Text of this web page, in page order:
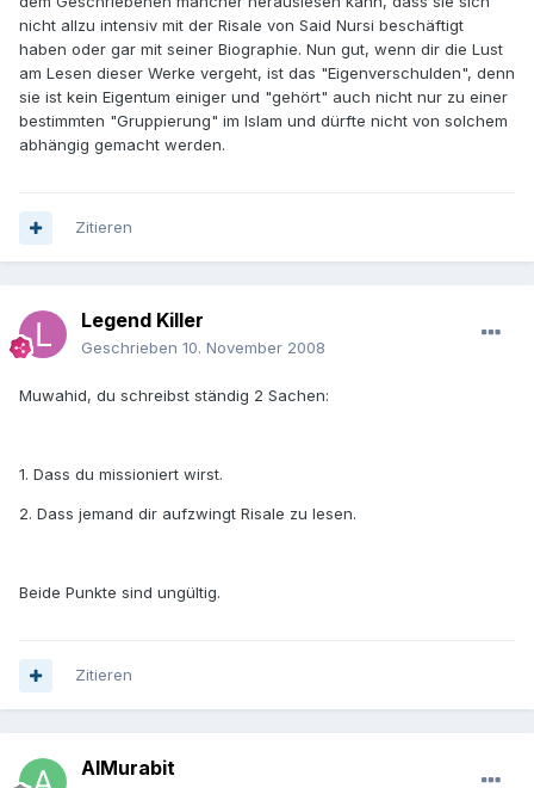
nicht allzu intensiv mit der Risale von Said Nursi beschäftigt
haben oder gar mit seiner Biographie. Nun gut, wenn dir die Lust
am Lesen dieser Werke vergeht, ist das "Eigenverschulden", denn
sie ist kein Eigentum einiger und "gehört" auch nicht nur zu einer
bestimmten "Gruppierung" im Islam und dürfte nicht von solchem
abhängig gemacht werden.
Zitieren
Legend Killer
Geschrieben 10. November 2008
Muwahid, du schreibst ständig 2 Sachen:
1. Dass du missioniert wirst.
2. Dass jemand dir aufzwingt Risale zu lesen.
Beide Punkte sind ungültig.
Zitieren
AlMurabit